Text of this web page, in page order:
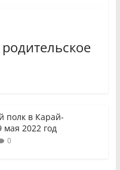
полк в Карай-
мая 2022 год
0